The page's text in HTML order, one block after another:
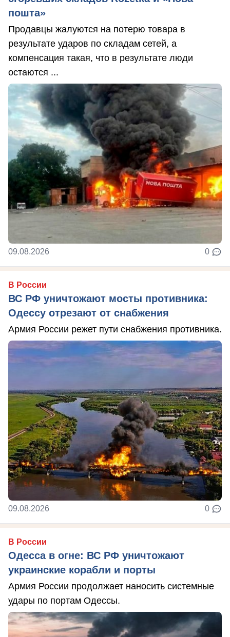
пошта»
Продавцы жалуются на потерю товара в
результате ударов по складам сетей, а
компенсация такая, что в результате люди
остаются ...
09.08.2026 0
В России
ВС РФ уничтожают мосты противника:
Одессу отрезают от снабжения
Армия России режет пути снабжения противника.
09.08.2026 0
В России
Одесса в огне: ВС РФ уничтожают
украинские корабли и порты
Армия России продолжает наносить системные
удары по портам Одессы.